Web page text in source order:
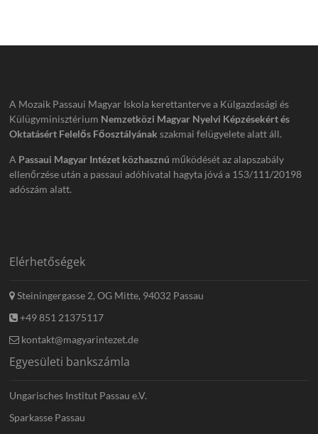
A Mozaik Passaui Magyar Iskola kerettanterve a Külgazdasági és
Külügyminisztérium Nemzetközi Magyar Nyelvi Képzésekért és
Oktatásért Felelős Főosztályának szakmai felügyelete alatt áll.
A Passaui Magyar Intézet közhasznú működését az alapszabály
ellenőrzése után a passaui adóhivatal hagyta jóvá a 153/111/20198
adószám alatt.
Elérhetőségek
Steiningergasse 2, OG Mitte, 94032 Passau
+49 851 21375117
kontakt@magyarintezet.de
Egyesületi bankszámla
Ungarisches Institut Passau e.V.
Sparkasse Passau